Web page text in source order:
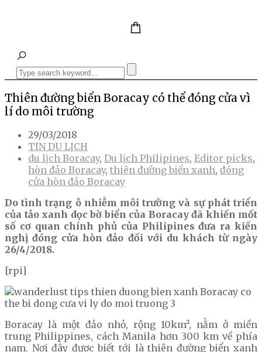
Thiên đường biển Boracay có thể đóng cửa vì
lí do môi trường
29/03/2018
TIN DU LỊCH
du lịch Boracay, Du lịch Philipines, Editor picks,
hòn đảo Boracay, thiên đường biển xanh, đóng
cửa hòn đảo Boracay
Do tình trạng ô nhiễm môi trường và sự phát triển
của tảo xanh dọc bờ biển của Boracay đã khiến mốt
số cơ quan chính phủ của Philipines đưa ra kiến
nghị đóng cửa hòn đảo đối với du khách từ ngày
26/4/2018.
[rpi]
Boracay là một đảo nhỏ, rộng 10km², nằm ở miền
trung Philippines, cách Manila hơn 300 km về phía
nam. Nơi đây được biết tới là thiên đường biển xanh